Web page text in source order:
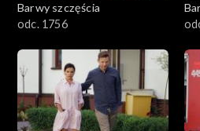
Barwy szczęścia
odc. 1756